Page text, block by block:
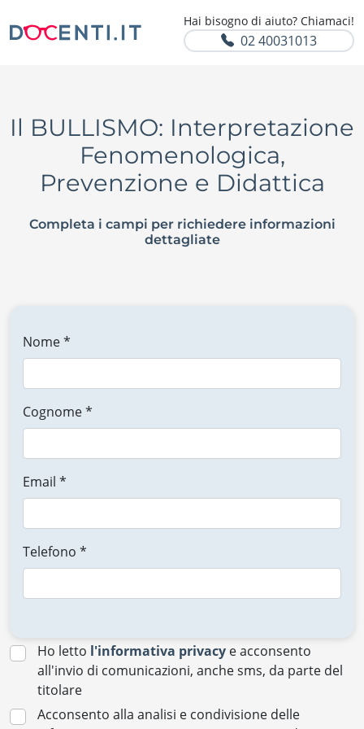
Hai bisogno di aiuto? Chiamaci!
02 40031013
Il BULLISMO: Interpretazione
Fenomenologica,
Prevenzione e Didattica
Completa i campi per richiedere informazioni
dettagliate
Nome *
Cognome *
Email *
Telefono *
Ho letto l'informativa privacy e acconsento
all'invio di comunicazioni, anche sms, da parte del
titolare
Acconsento alla analisi e condivisione delle